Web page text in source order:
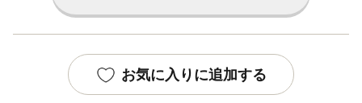
お気に入りに追加する